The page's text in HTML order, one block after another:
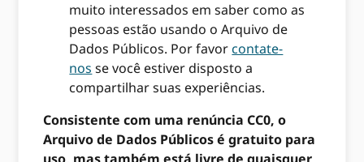
muito interessados ​​em saber como as
pessoas estão usando o Arquivo de
Dados Públicos. Por favorcontate-
nos se você estiver disposto a
compartilhar suas experiências.
Consistente com uma renúncia CC0, o
Arquivo de Dados Públicos é gratuito para